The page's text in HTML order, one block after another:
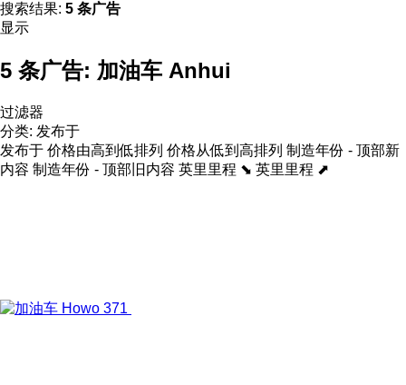
搜索结果: 5 条广告
显示
5 条广告: 加油车 Anhui
过滤器
分类: 发布于
发布于 价格由高到低排列 价格从低到高排列 制造年份 - 顶部新
内容 制造年份 - 顶部旧内容 英里里程 ⬊ 英里里程 ⬈